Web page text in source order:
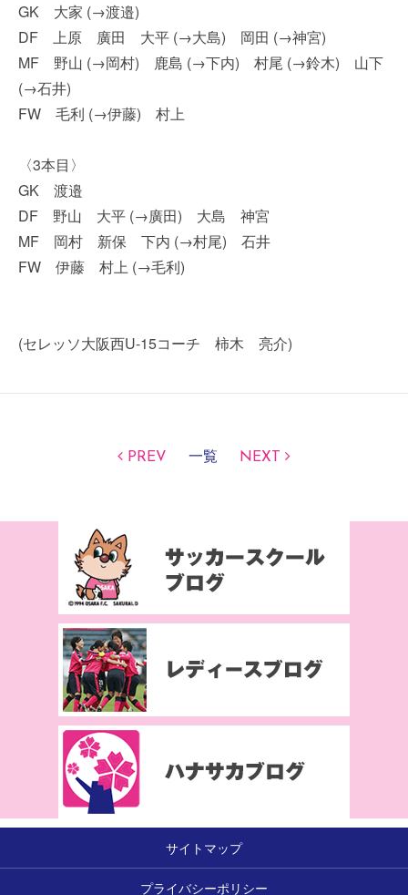
GK 大家 (→渡邉)
DF 上原 廣田 大平 (→大島) 岡田 (→神宮)
MF 野山 (→岡村) 鹿島 (→下内) 村尾 (→鈴木) 山下
(→石井)
FW 毛利 (→伊藤) 村上
〈3本目〉
GK 渡邉
DF 野山 大平 (→廣田) 大島 神宮
MF 岡村 新保 下内 (→村尾) 石井
FW 伊藤 村上 (→毛利)
(セレッソ大阪西U-15コーチ 柿木 亮介)
PREV 一覧 NEXT
サイトマップ
プライバシーポリシー